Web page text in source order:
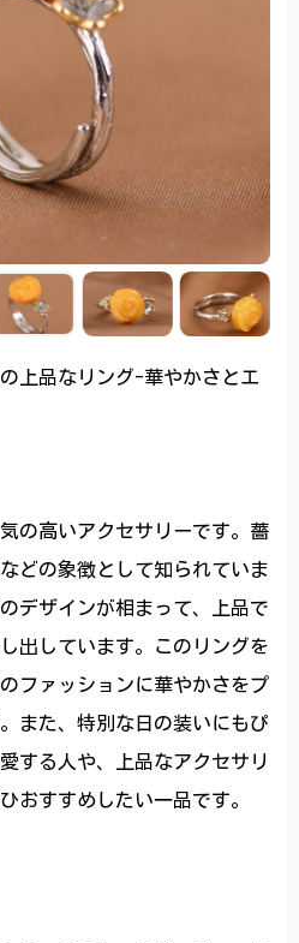
上品なリング-華やかさとエ
の高いアクセサリーです。薔
どの象徴として知られていま
デザインが相まって、上品で
出しています。このリングを
ファッションに華やかさをプ
また、特別な日の装いにもぴ
する人や、上品なアクセサリ
おすすめしたい一品です。